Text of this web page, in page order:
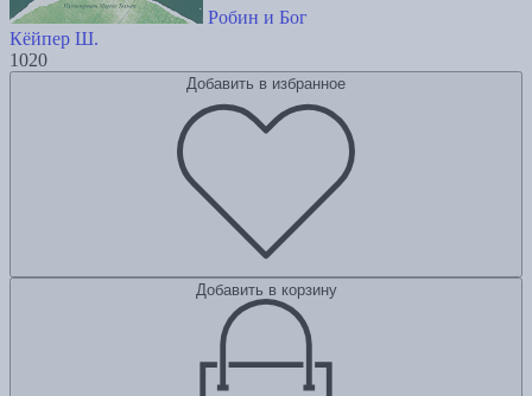
Робин и Бог
Кёйпер Ш.
1020
Добавить в избранное
Добавить в корзину